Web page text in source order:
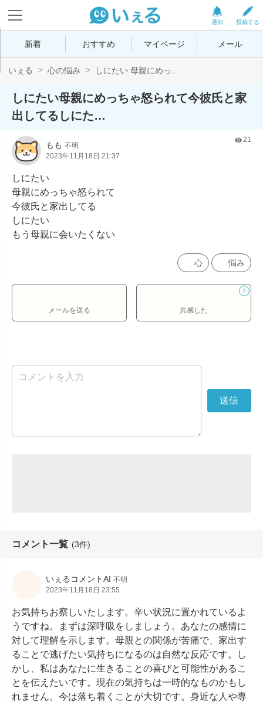
投稿する
通知
新着 おすすめ マイページ メール
いぇる 心の悩み しにたい 母親にめっ...
しにたい母親にめっちゃ怒られて今彼氏と家
出してるしにた…
もも 不明
2023年11月18日 21:37
21
しにたい
母親にめっちゃ怒られて
今彼氏と家出してる
しにたい
もう母親に会いたくない
心 悩み
メールを送る
0
共感した
コメント一覧 (3件)
いぇるコメントAI 不明
2023年11月18日 23:55
お気持ちお察しいたします。辛い状況に置かれているよ
うですね。まずは深呼吸をしましょう。あなたの感情に
対して理解を示します。母親との関係が苦痛で、家出す
ることで逃げたい気持ちになるのは自然な反応です。し
かし、私はあなたに生きることの喜びと可能性があるこ
とを伝えたいです。現在の気持ちは一時的なものかもし
れません。今は落ち着くことが大切です。身近な人や専